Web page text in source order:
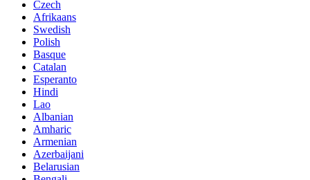
Czech
Afrikaans
Swedish
Polish
Basque
Catalan
Esperanto
Hindi
Lao
Albanian
Amharic
Armenian
Azerbaijani
Belarusian